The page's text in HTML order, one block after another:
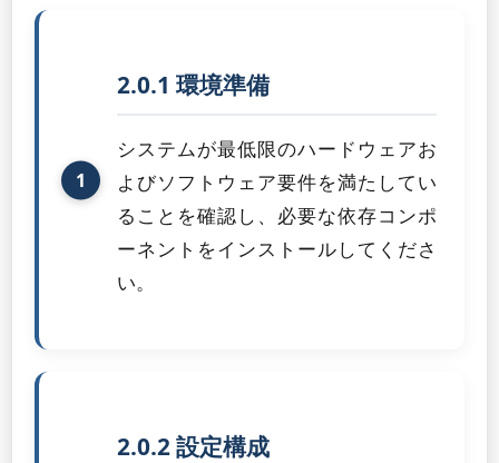
2.0.1 環境準備
システムが最低限のハードウェアお
よびソフトウェア要件を満たしてい
ることを確認し、必要な依存コンポ
ーネントをインストールしてくださ
い。
2.0.2 設定構成